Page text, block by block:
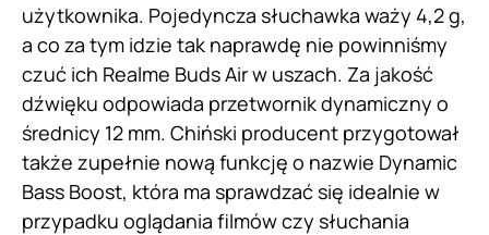
użytkownika. Pojedyncza słuchawka waży 4,2 g,
a co za tym idzie tak naprawdę nie powinniśmy
czuć ich Realme Buds Air w uszach. Za jakość
dźwięku odpowiada przetwornik dynamiczny o
średnicy 12 mm. Chiński producent przygotował
także zupełnie nową funkcję o nazwie Dynamic
Bass Boost, która ma sprawdzać się idealnie w
przypadku oglądania filmów czy słuchania